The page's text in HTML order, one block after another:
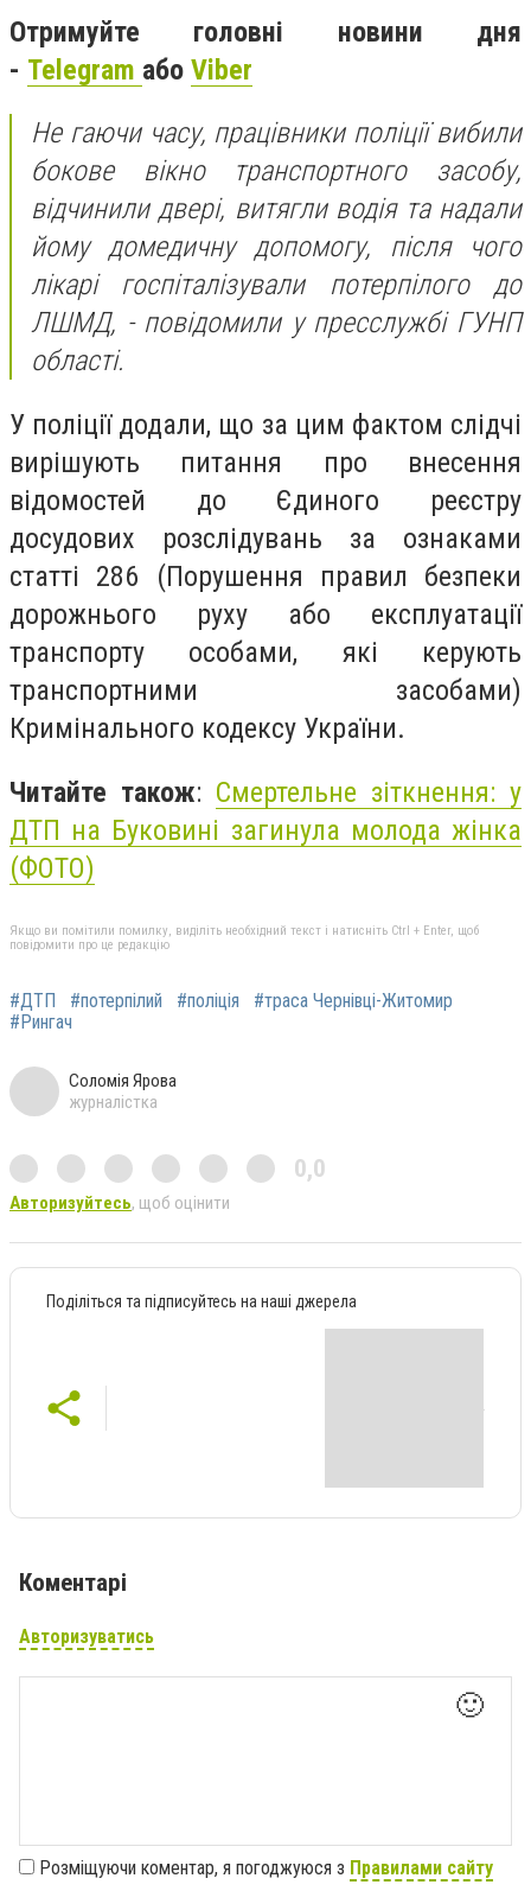
Отримуйте головні новини дня
- Telegram або Viber
Не гаючи часу, працівники поліції вибили
бокове вікно транспортного засобу,
відчинили двері, витягли водія та надали
йому домедичну допомогу, після чого
лікарі госпіталізували потерпілого до
ЛШМД, - повідомили у пресслужбі ГУНП
області.
У поліції додали, що за цим фактом слідчі
вирішують питання про внесення
відомостей до Єдиного реєстру
досудових розслідувань за ознаками
статті 286 (Порушення правил безпеки
дорожнього руху або експлуатації
транспорту особами, які керують
транспортними засобами)
Кримінального кодексу України.
Читайте також: Смертельне зіткнення: у
ДТП на Буковині загинула молода жінка
(ФОТО)
Якщо ви помітили помилку, виділіть необхідний текст і натисніть Ctrl + Enter, щоб
повідомити про це редакцію
#ДТП #потерпілий #поліція
#траса Чернівці-Житомир
#Рингач
Соломія Ярова
журналістка
0,0
Авторизуйтесь, щоб оцінити
Поділіться та підписуйтесь на наші джерела
Коментарі
Авторизуватись
🙂
Розміщуючи коментар, я погоджуюся з Правилами сайту